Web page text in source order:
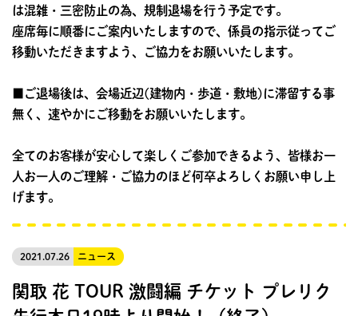
は混雑・三密防止の為、規制退場を行う予定です。
座席毎に順番にご案内いたしますので、係員の指示従ってご
移動いただきますよう、ご協力をお願いいたします。
■ご退場後は、会場近辺(建物内・歩道・敷地)に滞留する事
無く、速やかにご移動をお願いいたします。
全てのお客様が安心して楽しくご参加できるよう、皆様お一
人お一人のご理解・ご協力のほど何卒よろしくお願い申し上
げます。
2021.07.26 ニュース
関取 花 TOUR 激闘編 チケット プレリク